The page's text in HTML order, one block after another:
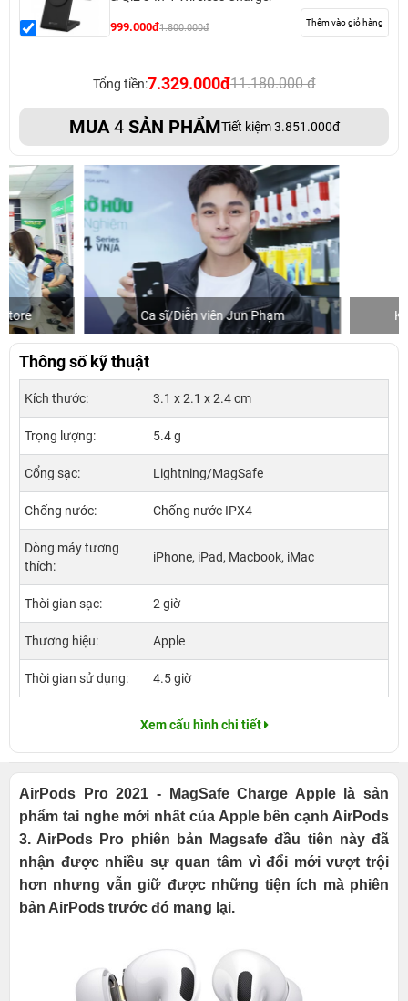
999.000đ1.800.000đ Thêm vào giỏ hàng
Tổng tiền:7.329.000đ11.180.000 đ
MUA 4SẢN PHẨMTiết kiệm 3.851.000đ
Ca sĩ/Diễn viên Jun Phạm Khách mua
Thông số kỹ thuật
Kích thước: 3.1 x 2.1 x 2.4 cm
Trọng lượng: 5.4 g
Cổng sạc: Lightning/MagSafe
Chống nước: Chống nước IPX4
Dòng máy tương
thích:
iPhone, iPad, Macbook, iMac
Thời gian sạc: 2 giờ
Thương hiệu: Apple
Thời gian sử dụng: 4.5 giờ
Xem cấu hình chi tiết
AirPods Pro 2021 - MagSafe Charge Apple là sản
phẩm tai nghe mới nhất của Apple bên cạnh AirPods
3. AirPods Pro phiên bản Magsafe đầu tiên này đã
nhận được nhiều sự quan tâm vì đổi mới vượt trội
hơn nhưng vẫn giữ được những tiện ích mà phiên
bản AirPods trước đó mang lại.